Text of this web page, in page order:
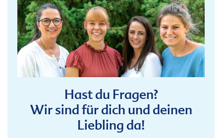
Hast du Fragen?
Wir sind für dich und deinen
Liebling da!